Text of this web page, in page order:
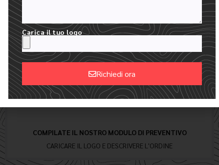
COMPILATE IL NOSTRO MODULO DI PREVENTIVO
CARICARE IL LOGO E DESCRIVERE L'ORDINE
Carica il tuo logo
Richiedi ora
Alternative: